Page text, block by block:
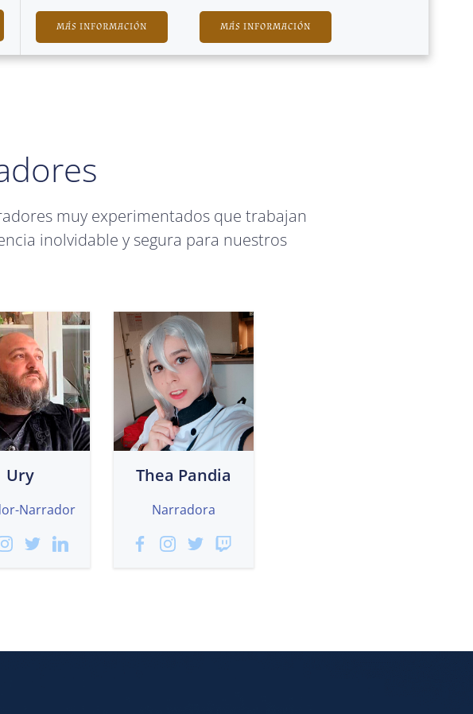
MÁS INFORMACIÓN MÁS INFORMACIÓN
muy experimentados que trabajan
inolvidable y segura para nuestros
Ury
Narrador
Thea Pandia
Narradora